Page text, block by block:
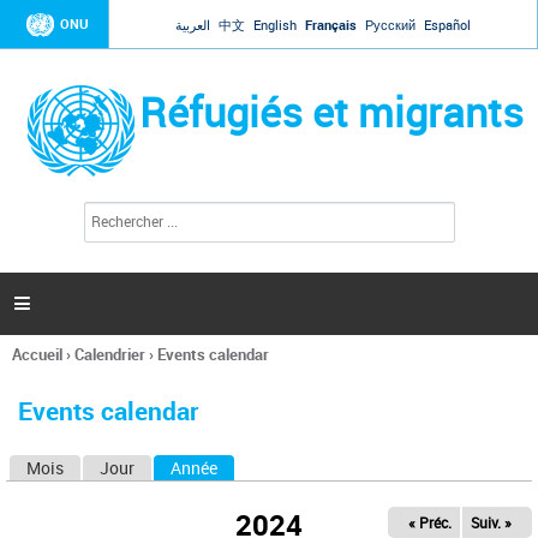
Jump to navigation
ONU العربية 中文 English Français Русский Español
Réfugiés et migrants
l
c
h
e

Vous
ici
Accueil›Calendrier› Events calendar
Events calendar
Mois Jour Année
2024 « Préc. Suiv. »